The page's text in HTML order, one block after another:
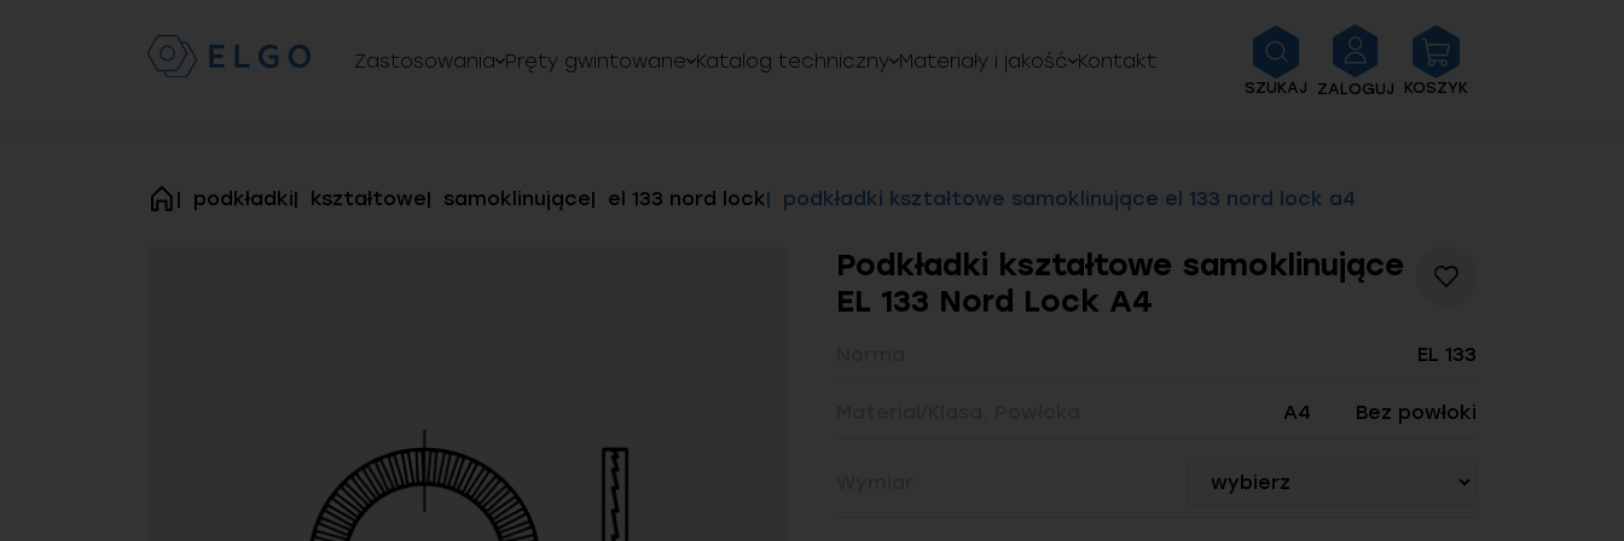
Zastosowania Pręty gwintowane Katalog techniczny Materiały i jakość Kontakt
SZUKAJ ZALOGUJ KOSZYK
stronapodkładki kształtowe samoklinujące el 133 nord lock podkładki kształtowe samoklinujące el 133 nord lock a4
Podkładki kształtowe samoklinujące
EL 133 Nord Lock A4
EL 133
A4 Bez powłoki
Dodaj